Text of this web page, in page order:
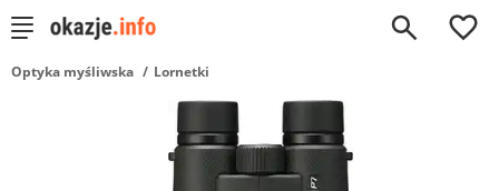
0
Optyka myśliwska Lornetki